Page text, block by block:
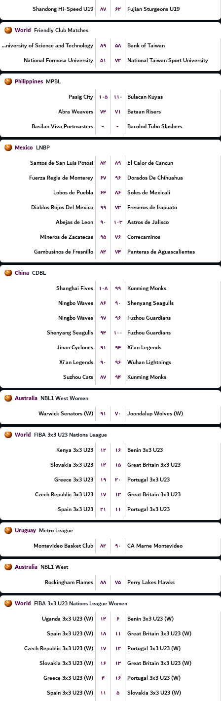
Shandong Hi-Speed U19
۸۷ ۶۲ Fujian Sturgeons U19
World Friendly Club Matches
Chien Hsin University of Science and Technology
۸۹ ۵۸
Bank of Taiwan
National Formosa University
۵۱ ۷۲ National Taiwan Sport University
Philippines MPBL
Pasig City
۱۰۵ ۱۱۰
Bulacan Kuyas
Abra Weavers
۷۴ ۷۱
Bataan Risers
Basilan Viva Portmasters
- - Bacolod Tubo Slashers
Mexico LNBP
Santos de San Luis Potosi
۸۴ ۸۹
El Calor de Cancun
Fuerza Regia de Monterey
۶۷ ۹۶
Dorados De Chihuahua
Lobos de Puebla
۶۴ ۸۶
Soles de Mexicali
Diablos Rojos Del Mexico
۹۹ ۷۳
Freseros de Irapuato
Abejas de Leon
۹۰ ۱۰۳ Astros de Jalisco
Mineros de Zacatecas
۹۵ ۷۶
Correcaminos
Gambusinos de Fresnillo
۸۴ ۷۴ Panteras de Aguascalientes
China CDBL
Shanghai Fives
۱۰۸ ۹۹
Kunming Monks
Ningbo Waves
۸۶ ۹۰
Shenyang Seagulls
Ningbo Waves
۹۷ ۹۶
Fuzhou Guardians
Shenyang Seagulls
۹۴ ۱۰۰
Fuzhou Guardians
Jinan Cyclones
۹۱ ۹۴
Xi'an Legends
Xi'an Legends
۹۰ ۹۶
Wuhan Lightnings
Suzhou Cats
۸۷ ۹۴ Kunming Monks
Australia NBL1 West Women
Warwick Senators (W)
۹۱ ۷۰ Joondalup Wolves (W)
World FIBA 3x3 U23 Nations League
Kenya 3x3 U23
۱۲ ۱۶
Benin 3x3 U23
Slovakia 3x3 U23
۱۴ ۱۵
Great Britain 3x3 U23
Greece 3x3 U23
۱۹ ۲۰
Portugal 3x3 U23
Czech Republic 3x3 U23
۱۷ ۱۳
Great Britain 3x3 U23
Spain 3x3 U23
۲۱ ۱۱ Portugal 3x3 U23
Uruguay Metro League
Montevideo Basket Club
۸۲ ۹۰ CA Marne Montevideo
Australia NBL1 West
Rockingham Flames
۸۸ ۷۵ Perry Lakes Hawks
World FIBA 3x3 U23 Nations League Women
Uganda 3x3 U23 (W)
۱۴ ۶
Benin 3x3 U23 (W)
Spain 3x3 U23 (W)
۱۸ ۱۱
Great Britain 3x3 U23 (W)
Czech Republic 3x3 U23 (W)
۱۷ ۱۲
Portugal 3x3 U23 (W)
Slovakia 3x3 U23 (W)
۱۶ ۱۳
Great Britain 3x3 U23 (W)
Greece 3x3 U23 (W)
۴ ۱۶
Portugal 3x3 U23 (W)
Spain 3x3 U23 (W)
۱۱ ۵ Slovakia 3x3 U23 (W)